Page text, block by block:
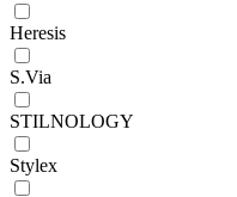
Heresis
S.Via
STILNOLOGY
Stylex